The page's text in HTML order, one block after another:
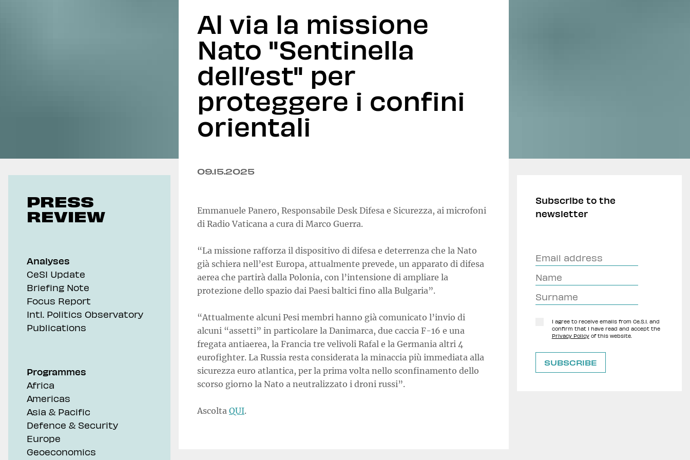
PRESS
REVIEW
Analyses
CeSI Update
Briefing Note
Focus Report
Intl. Politics Observatory
Publications
Programmes
Africa
Americas
Asia & Pacific
Defence & Security
Europe
Geoeconomics
Al via la missione
Nato "Sentinella
dell’est" per
proteggere i confini
orientali
09.15.2025
Emmanuele Panero, Responsabile Desk Difesa e Sicurezza, ai microfoni
di Radio Vaticana a cura di Marco Guerra.
“La missione rafforza il dispositivo di difesa e deterrenza che la Nato
già schiera nell’est Europa, attualmente prevede, un apparato di difesa
aerea che partirà dalla Polonia, con l’intensione di ampliare la
protezione dello spazio dai Paesi baltici fino alla Bulgaria”.
“Attualmente alcuni Pesi membri hanno già comunicato l’invio di
alcuni “assetti” in particolare la Danimarca, due caccia F-16 e una
fregata antiaerea, la Francia tre velivoli Rafal e la Germania altri 4
eurofighter. La Russia resta considerata la minaccia più immediata alla
sicurezza euro atlantica, per la prima volta nello sconfinamento dello
scorso giorno la Nato a neutralizzato i droni russi”.
Ascolta QUI.
Subscribe to the
newsletter
I agree to receive emails from Ce.S.I. and
confirm that I have read and accept the
Privacy Policyof this website.